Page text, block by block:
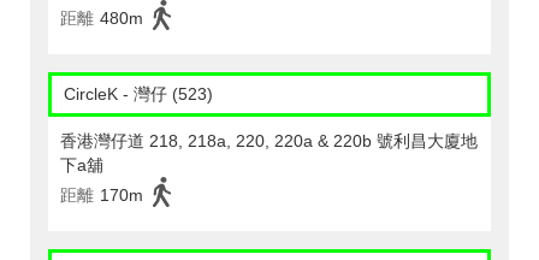
距離 480m
CircleK - 灣仔 (523)
香港灣仔道 218, 218a, 220, 220a & 220b 號利昌大廈地
下a舖
距離 170m